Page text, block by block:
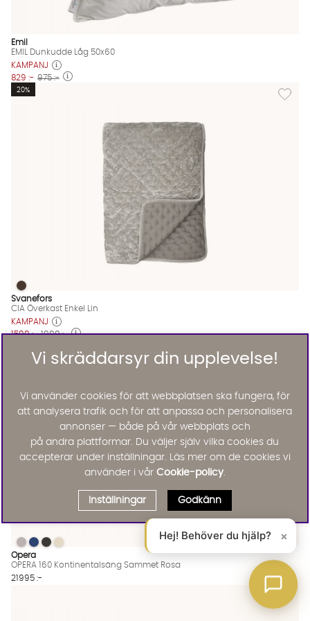
Emil
EMIL Dunkudde Låg 50x60
KAMPANJ
829 :- 975 :-
Lägg
20%
CIA Överkast Enkel Lin Finns även i dessa färger:
CIA Överkast Enkel Lin
Svanefors
CIA Överkast Enkel Lin
KAMPANJ
1599 :- 1999 :-
OPERA 160 Kontinentalsäng Sammet Rosa Finns även i dessa
OPERA 160 Kontinentalsäng Sammet Rosa
OPERA 160 Kontinentalsäng Sammet Rosa
OPERA 160 Kontinentalsäng Sammet Rosa
OPERA 160 Kontinentalsäng Sammet Rosa
Opera
OPERA 160 Kontinentalsäng Sammet Rosa
21995 :-
Lägg till
Vi skräddarsyr din upplevelse!
Vi använder cookies för att webbplatsen ska fungera, för
att analysera trafik och för att anpassa och personalisera
annonser — både på vår webbplats och
på andra plattformar. Du väljer själv vilka cookies du
accepterar under inställningar. Läs mer om de cookies vi
använder i vår Cookie-policy.
Inställningar Godkänn
Hej! Behöver du hjälp? ×